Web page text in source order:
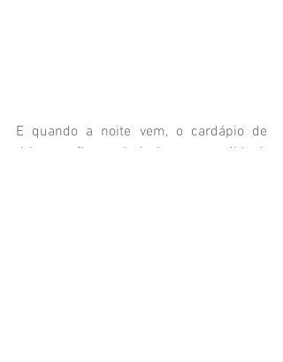
E quando a noite vem, o cardápio de
drinques fica mais à vista, e a pedida é,